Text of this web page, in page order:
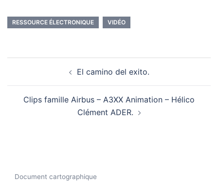
RESSOURCE ÉLECTRONIQUE VIDÉO
El camino del exito.
Clips famille Airbus – A3XX Animation – Hélico
Clément ADER.
Document cartographique